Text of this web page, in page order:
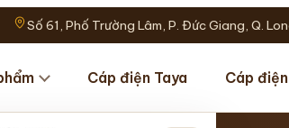
Số 61, Phố Trường Lâm, P. Đức Giang, Q.
Cáp điện Taya Cáp